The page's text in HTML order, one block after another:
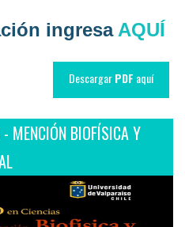
ingresa AQUÍ
DescargarPDF aquí
- MENCIÓN BIOFÍSICA Y